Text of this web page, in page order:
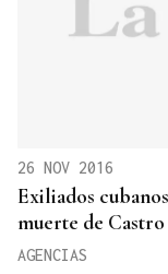
26 NOV 2016
Exiliados
muerte de Castro
AGENCIAS